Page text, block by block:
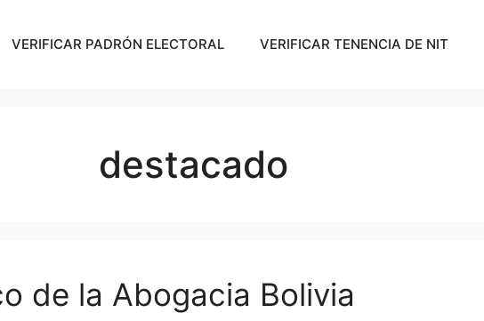
VERIFICAR PADRÓN ELECTORAL VERIFICAR TENENCIA DE NIT
destacado
de la Abogacia Bolivia